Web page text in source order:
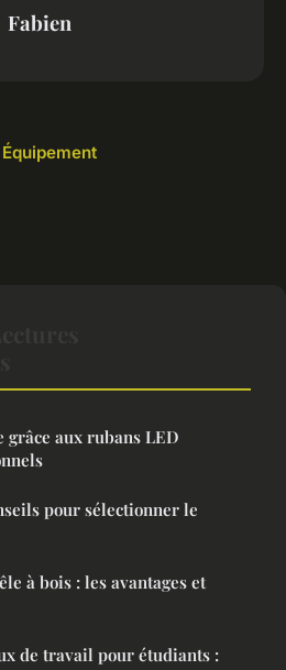
Fabien
grâce aux rubans LED
pour sélectionner le
à bois : les avantages et
de travail pour étudiants :